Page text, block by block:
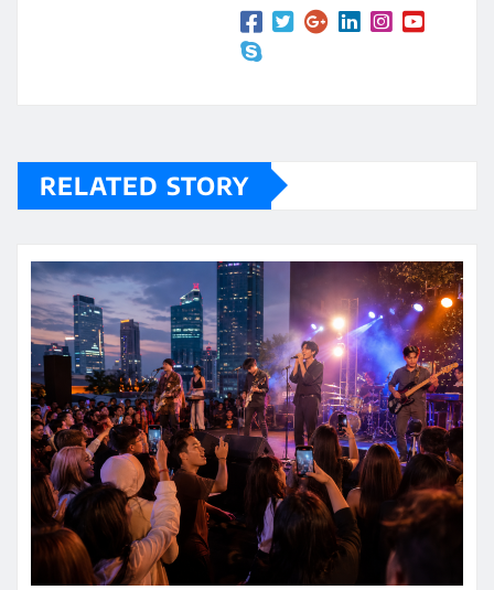
RELATED STORY